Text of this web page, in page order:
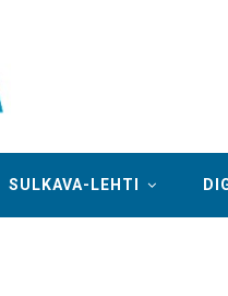
SULKAVA-LEHTI